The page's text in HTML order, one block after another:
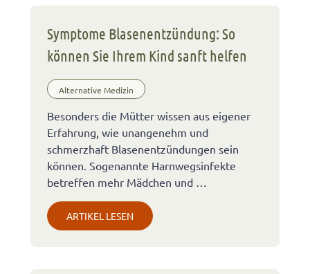
Symptome Blasenentzündung: So
können Sie Ihrem Kind sanft helfen
Alternative Medizin
Besonders die Mütter wissen aus eigener
Erfahrung, wie unangenehm und
schmerzhaft Blasenentzündungen sein
können. Sogenannte Harnwegsinfekte
betreffen mehr Mädchen und …
ARTIKEL LESEN